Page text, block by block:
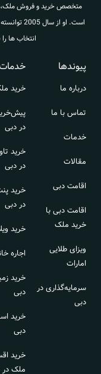
متخصص خرید و فروش ملک،
است. او
انتخاب ها
پیوندها
درباره ما
تماس با ما
خدمات
مقالات
اقامت دبی
اقامت دبی با
خرید ملک
ویزای طلایی
امارات
سرمایه‌گذاری در
دبی
خرید
در دبی
خرید
در دبی
خرید
در دبی
خرید
اجاره
خرید
دبی
خرید
دبی
خرید
ملک در